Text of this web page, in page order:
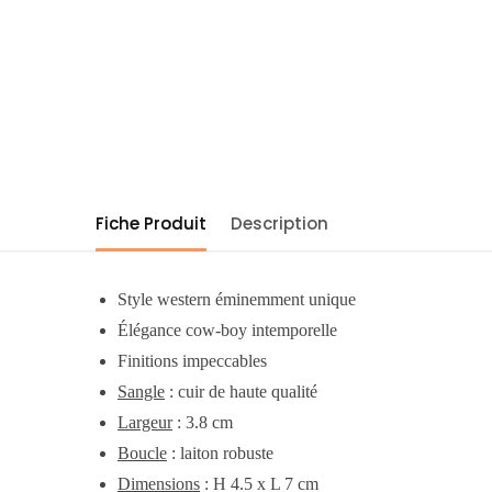
Fiche Produit Description
Style western éminemment unique
Élégance cow-boy intemporelle
Finitions impeccables
Sangle : cuir de haute qualité
Largeur: 3.8 cm
Boucle : laiton robuste
Dimensions : H 4.5 x L 7 cm